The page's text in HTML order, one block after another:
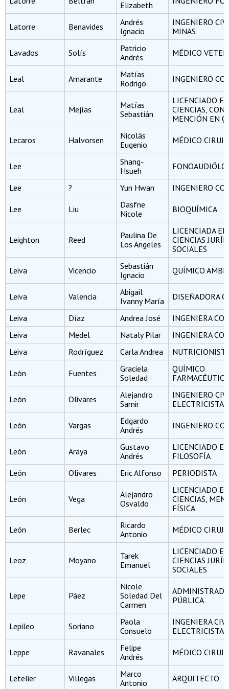
Elizabeth
Latorre Benavides
Andrés
Ignacio
INGENIERO
MINAS
Lavados Solís
Patricio
Andrés
MÉDICO
Leal Amarante
Matías
Rodrigo
INGENIERO
Leal Mejías
Matías
Sebastián
LICENCIADO EN
CIENCIAS, CON
MENCIÓN EN
Lecaros Halvorsen
Nicolás
Eugenio
MÉDICO
Lee
Shang-
Hsueh
Lee ? Yun Hwan INGENIERO
Lee Liu
Dasfne
Nicole
BIOQUÍMICA
Leighton Reed
Paulina De
Los Angeles
LICENCIADA EN
CIENCIAS
SOCIALES
Leiva Vicencio
Sebastián
Ignacio
QUÍMICO
Leiva Valencia
Abigail
Ivanny María
DISEÑADORA
Leiva Díaz Andrea José
INGENIERA
Leiva
Medel Nataly Pilar
INGENIERA
Leiva
Rodríguez Carla Andrea
León Fuentes
Graciela
Soledad
QUÍMICO
León Olivares
Alejandro
Samir
INGENIERO
ELECTRICISTA
León Vargas
Edgardo
Andrés
INGENIERO
León Araya
Gustavo
Andrés
LICENCIADO EN
FILOSOFÍA
León
Olivares Eric Alfonso PERIODISTA
León Vega
Alejandro
Osvaldo
LICENCIADO EN
CIENCIAS,
FÍSICA
León Berlec
Ricardo
Antonio
MÉDICO
Leoz Moyano
Tarek
Emanuel
LICENCIADO EN
CIENCIAS
SOCIALES
Lepe Páez
Nicole
Soledad Del
Carmen
PÚBLICA
Lepileo Soriano
Paola
Consuelo
INGENIERA
ELECTRICISTA
Leppe Ravanales
Felipe
Andrés
MÉDICO
Letelier Villegas
Marco
Antonio
ARQUITECTO